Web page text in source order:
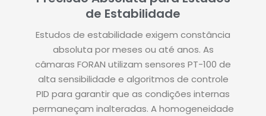
de Estabilidade
Estudos de estabilidade exigem constância
absoluta por meses ou até anos. As
câmaras FORAN utilizam sensores PT-100 de
alta sensibilidade e algoritmos de controle
PID para garantir que as condições internas
permaneçam inalteradas. A homogeneidade